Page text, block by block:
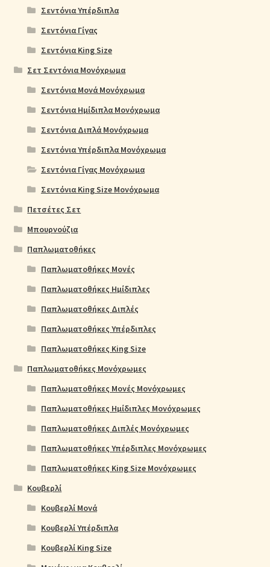
Σεντόνια Υπέρδιπλα
Σεντόνια Γίγας
Σεντόνια King Size
Σετ Σεντόνια Μονόχρωμα
Σεντόνια Μονά Μονόχρωμα
Σεντόνια Ημίδιπλα Μονόχρωμα
Σεντόνια Διπλά Μονόχρωμα
Σεντόνια Υπέρδιπλα Μονόχρωμα
Σεντόνια Γίγας Μονόχρωμα
Σεντόνια King Size Μονόχρωμα
Πετσέτες Σετ
Μπουρνούζια
Παπλωματοθήκες
Παπλωματοθήκες Μονές
Παπλωματοθήκες Ημίδιπλες
Παπλωματοθήκες Διπλές
Παπλωματοθήκες Υπέρδιπλες
Παπλωματοθήκες King Size
Παπλωματοθήκες Μονόχρωμες
Παπλωματοθήκες Μονές Μονόχρωμες
Παπλωματοθήκες Ημίδιπλες Μονόχρωμες
Παπλωματοθήκες Διπλές Μονόχρωμες
Παπλωματοθήκες Υπέρδιπλες Μονόχρωμες
Παπλωματοθήκες King Size Μονόχρωμες
Κουβερλί
Κουβερλί Μονά
Κουβερλί Υπέρδιπλα
Κουβερλί King Size